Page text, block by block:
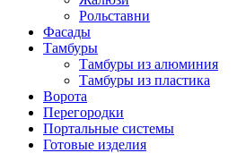
Рольставни
Фасады
Тамбуры
Тамбуры из алюминия
Тамбуры из пластика
Ворота
Перегородки
Портальные системы
Готовые изделия